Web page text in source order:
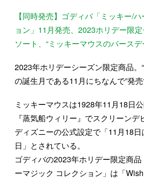
【同時発売】ゴディバ「ミッキー/
ョン」11月発売、2023ホリデー限
ソート、“ミッキーマウスのバースデ
2023年ホリデーシーズン限定商品。
の誕生月である11月にちなんで”発売
ミッキーマウスは1928年11月18日
『蒸気船ウィリー』でスクリーンデ
ディズニーの公式設定で「11月18
日」とされている。
ゴディバの2023年ホリデー限定商
ーマジック コレクション」は「